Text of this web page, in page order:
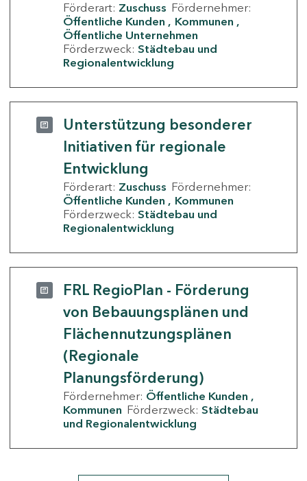
Förderart: Zuschuss Fördernehmer:
Öffentliche Kunden
Kommunen
Öffentliche Unternehmen
Förderzweck: Städtebau und
Regionalentwicklung
Unterstützung besonderer
Initiativen für regionale
Entwicklung
Förderart: Zuschuss Fördernehmer:
Öffentliche Kunden
Kommunen
Förderzweck: Städtebau und
Regionalentwicklung
FRL RegioPlan - Förderung
von Bebauungsplänen und
Flächennutzungsplänen
(Regionale
Planungsförderung)
Fördernehmer: Öffentliche Kunden
Kommunen Förderzweck: Städtebau
und Regionalentwicklung